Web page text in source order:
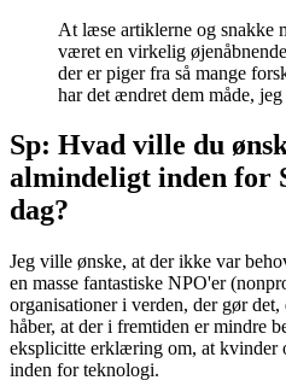
At læse artiklerne og snakke
været en virkelig
der er piger fra så mange
har det ændret dem måde,
Sp: Hvad ville du
almindeligt inden for
dag?
Jeg ville ønske, at der ikke var
en masse fantastiske NPO'er
organisationer i verden, der gør
håber, at der i fremtiden er mindre
eksplicitte erklæring om, at kvinder
inden for teknologi.